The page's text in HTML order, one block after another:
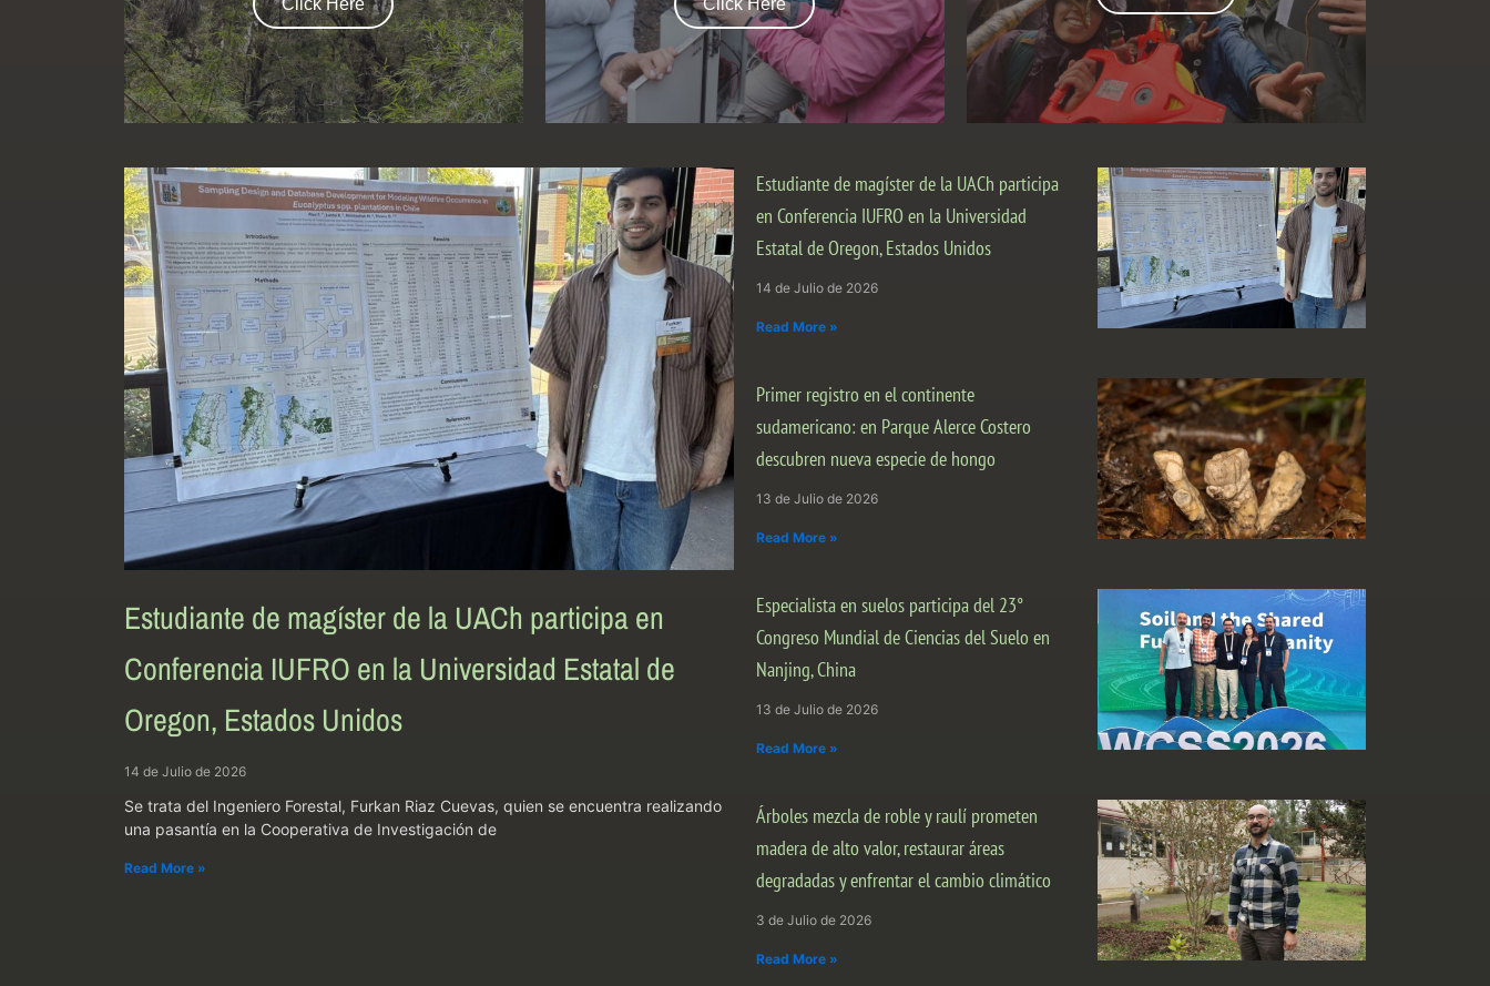
Click Here Click Here
Estudiante de magíster de la UACh participa en
Conferencia IUFRO en la Universidad Estatal de
Oregon, Estados Unidos
14 de Julio de 2026
Se trata del Ingeniero Forestal, Furkan Riaz Cuevas, quien se encuentra realizando
una pasantía en la Cooperativa de Investigación de
Read More »
Estudiante de magíster de la UACh participa
en Conferencia IUFRO en la Universidad
Estatal de Oregon, Estados Unidos
14 de Julio de 2026
Read More »
Primer registro en el continente
sudamericano: en Parque Alerce Costero
descubren nueva especie de hongo
13 de Julio de 2026
Read More »
Especialista en suelos participa del 23°
Congreso Mundial de Ciencias del Suelo en
Nanjing, China
13 de Julio de 2026
Read More »
Árboles mezcla de roble y raulí prometen
madera de alto valor, restaurar áreas
degradadas y enfrentar el cambio climático
3 de Julio de 2026
Read More »